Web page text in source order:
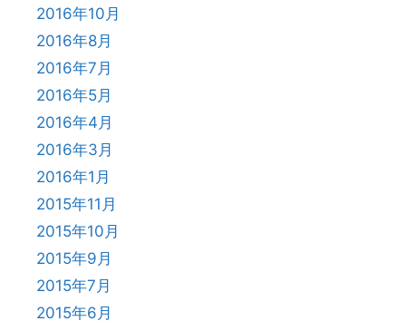
2016年10月
2016年8月
2016年7月
2016年5月
2016年4月
2016年3月
2016年1月
2015年11月
2015年10月
2015年9月
2015年7月
2015年6月